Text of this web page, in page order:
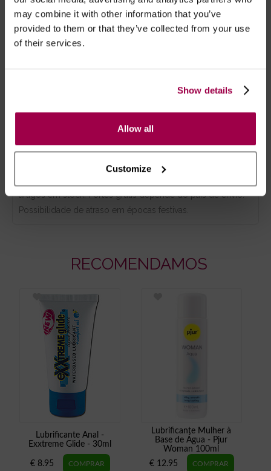
may combine it with other information that you’ve
provided to them or that they’ve collected from your use
of their services.
Show details
Allow all
Customize
OBS: Não compatível com brinquedos eróticos!
- Embalagens 100% discretas
- *Entrega em 24 horas para pedidos antes das 16:00 h.
Após as 16:00 h, a sua encomenda será entregue em 48
artigos em stock. Portes gratis depende do país de envio.
Possibilidade de atraso em épocas festivas.
RECOMENDAMOS
Lubrificante Anal -
Exxtreme Glide - 30ml
€ 8.95
Lubrificante Mulher à
Base de Água - Pjur
Woman 100ml
€ 12.95